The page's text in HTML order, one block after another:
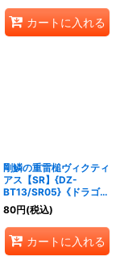
カートに入れる
剛鱗の重雷槌ヴィクティ
アス【SR】{DZ-
BT13/SR05}《ドラゴン
エンパイア》
80円(税込)
カートに入れる